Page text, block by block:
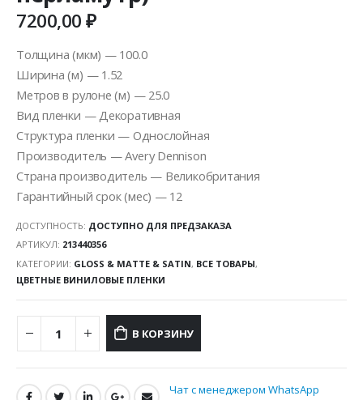
7200,00₽
Толщина (мкм) — 100.0
Ширина (м) — 1.52
Метров в рулоне (м) — 25.0
Вид пленки — Декоративная
Структура пленки — Однослойная
Производитель — Avery Dennison
Страна производитель — Великобритания
Гарантийный срок (мес) — 12
ДОСТУПНОСТЬ: ДОСТУПНО ДЛЯ ПРЕДЗАКАЗА
АРТИКУЛ: 213440356
КАТЕГОРИИ: GLOSS & MATTE & SATIN, ВСЕ ТОВАРЫ,
ЦВЕТНЫЕ ВИНИЛОВЫЕ ПЛЕНКИ
В КОРЗИНУ
Чат с менеджером WhatsApp